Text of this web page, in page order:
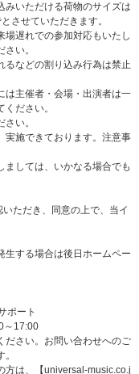
/ 未公開セルカ8種+未公開
ナンバー）
ー特典 概要】（※2026/7/3
ラインイベント 第二弾 内
の実施となります。
・SAN・WOOYO
】
名
）
程：各メンバー50名）、合
択不可・撮影OK！）
程：各メンバー120名）、
みいただける荷物のサイズは
させていただきます。
場遅れでの参加対応もいたし
い。
るなどの割り込み行為は禁止
は主催者・会場・出演者は一
ださい。
い。
実施できております。注意事
ましては、いかなる場合でも
ただき、同意の上で、当イ
生する場合は後日ホームペー
ポート
～17:00
ださい。お問い合わせへのご
方は、【universal-music.co.j